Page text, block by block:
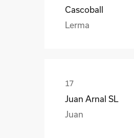
Cascoball
Lerma
Juan Arnal SL
Juan